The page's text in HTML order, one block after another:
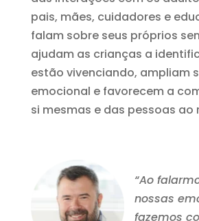
pais, mães, cuidadores e
falam sobre seus próprios
ajudam as crianças a
estão vivenciando, ampliam
emocional e favorecem a
si mesmas e das pessoas ao
“Ao
nossas
fazemos